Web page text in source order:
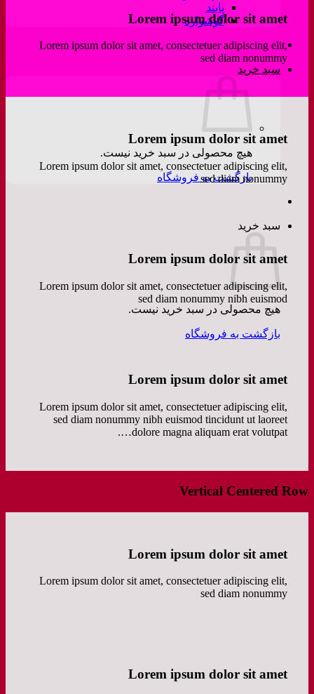
پابند
گوشواره
سبد خرید
هیچ محصولی در سبد خرید نیست.
بازگشت به فروشگاه
سبد خرید
هیچ محصولی در سبد خرید نیست.
بازگشت به فروشگاه
Lorem ipsum dolor sit amet
Lorem ipsum dolor sit amet, consectetuer adipiscing elit,
sed diam nonummy
Lorem ipsum dolor sit amet
Lorem ipsum dolor sit amet, consectetuer adipiscing elit,
sed diam nonummy
Lorem ipsum dolor sit amet
Lorem ipsum dolor sit amet, consectetuer adipiscing elit,
sed diam nonummy nibh euismod
Lorem ipsum dolor sit amet
Lorem ipsum dolor sit amet, consectetuer adipiscing elit,
sed diam nonummy nibh euismod tincidunt ut laoreet
dolore magna aliquam erat volutpat….
Vertical Centered Row
Lorem ipsum dolor sit amet
Lorem ipsum dolor sit amet, consectetuer adipiscing elit,
sed diam nonummy
Lorem ipsum dolor sit amet